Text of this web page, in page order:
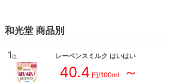
和光堂 商品別
1位 レーベンスミルク はいはい
40.4 円/100ml ～